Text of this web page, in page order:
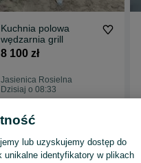
Kuchnia polowa
wędzarnia grill
8 100 zł
Jasienica Rosielna
Dzisiaj o 08:33
Grill - Wielkopolskie
Grill -
lub uzyskujemy dostęp do
unikalne identyfikatory w plikach